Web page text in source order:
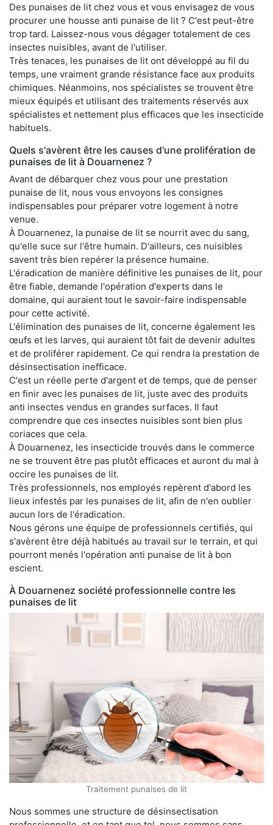
Des punaises de lit chez vous et vous envisagez de vous
procurer une housse anti punaise de lit ? C'est peut-être
trop tard. Laissez-nous vous dégager totalement de ces
insectes nuisibles, avant de l'utiliser.
Très tenaces, les punaises de lit ont développé au fil du
temps, une vraiment grande résistance face aux produits
chimiques. Néanmoins, nos spécialistes se trouvent être
mieux équipés et utilisant des traitements réservés aux
spécialistes et nettement plus efficaces que les insecticide
habituels.
Quels s'avèrent être les causes d'une prolifération de
punaises de lit à Douarnenez ?
Avant de débarquer chez vous pour une prestation
punaise de lit, nous vous envoyons les consignes
indispensables pour préparer votre logement à notre
venue.
À Douarnenez, la punaise de lit se nourrit avec du sang,
qu'elle suce sur l'être humain. D'ailleurs, ces nuisibles
savent très bien repérer la présence humaine.
L'éradication de manière définitive les punaises de lit, pour
être fiable, demande l'opération d'experts dans le
domaine, qui auraient tout le savoir-faire indispensable
pour cette activité.
L'élimination des punaises de lit, concerne également les
œufs et les larves, qui auraient tôt fait de devenir adultes
et de proliférer rapidement. Ce qui rendra la prestation de
désinsectisation inefficace.
C'est un réelle perte d'argent et de temps, que de penser
en finir avec les punaises de lit, juste avec des produits
anti insectes vendus en grandes surfaces. Il faut
comprendre que ces insectes nuisibles sont bien plus
coriaces que cela.
À Douarnenez, les insecticide trouvés dans le commerce
ne se trouvent être pas plutôt efficaces et auront du mal à
occire les punaises de lit.
Très professionnels, nos employés repèrent d'abord les
lieux infestés par les punaises de lit, afin de n'en oublier
aucun lors de l'éradication.
Nous gérons une équipe de professionnels certifiés, qui
s'avèrent être déjà habitués au travail sur le terrain, et qui
pourront menés l'opération anti punaise de lit à bon
escient.
À Douarnenez société professionnelle contre les
punaises de lit
Traitement punaises de lit
Nous sommes une structure de désinsectisation